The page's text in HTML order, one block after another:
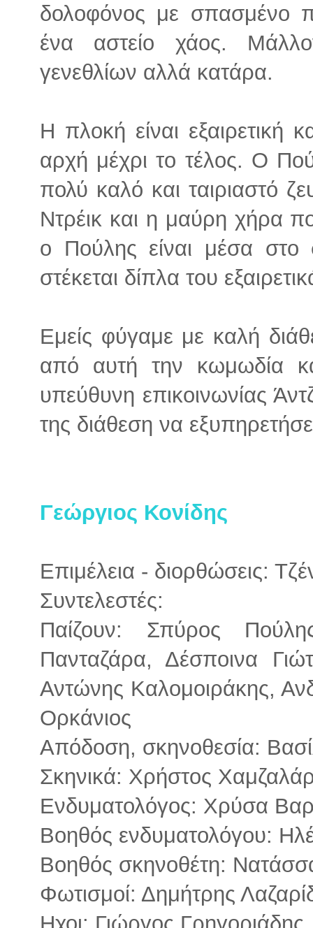
δολοφόνος με σπασμένο
ένα αστείο χάος.
γενεθλίων αλλά κατάρα.
Η πλοκή είναι εξαιρετική
αρχή μέχρι το τέλος. Ο
πολύ καλό και ταιριαστό
Ντρέικ και η μαύρη χήρα
ο Πούλης είναι μέσα στο
στέκεται δίπλα του
Εμείς φύγαμε με καλή
από αυτή την κωμωδία
υπεύθυνη επικοινωνίας
της διάθεση να
Γεώργιος Κονίδης
Επιμέλεια - διορθώσεις:
Συντελεστές:
Παίζουν: Σπύρος
Πανταζάρα, Δέσποινα
Αντώνης Καλομοιράκης,
Ορκάνιος
Απόδοση, σκηνοθεσία:
Σκηνικά: Χρήστος
Ενδυματολόγος: Χρύσα
Βοηθός ενδυματολόγου:
Βοηθός σκηνοθέτη:
Φωτισμοί: Δημήτρης
Ηχοι: Γιώργος Γρηγοριάδης